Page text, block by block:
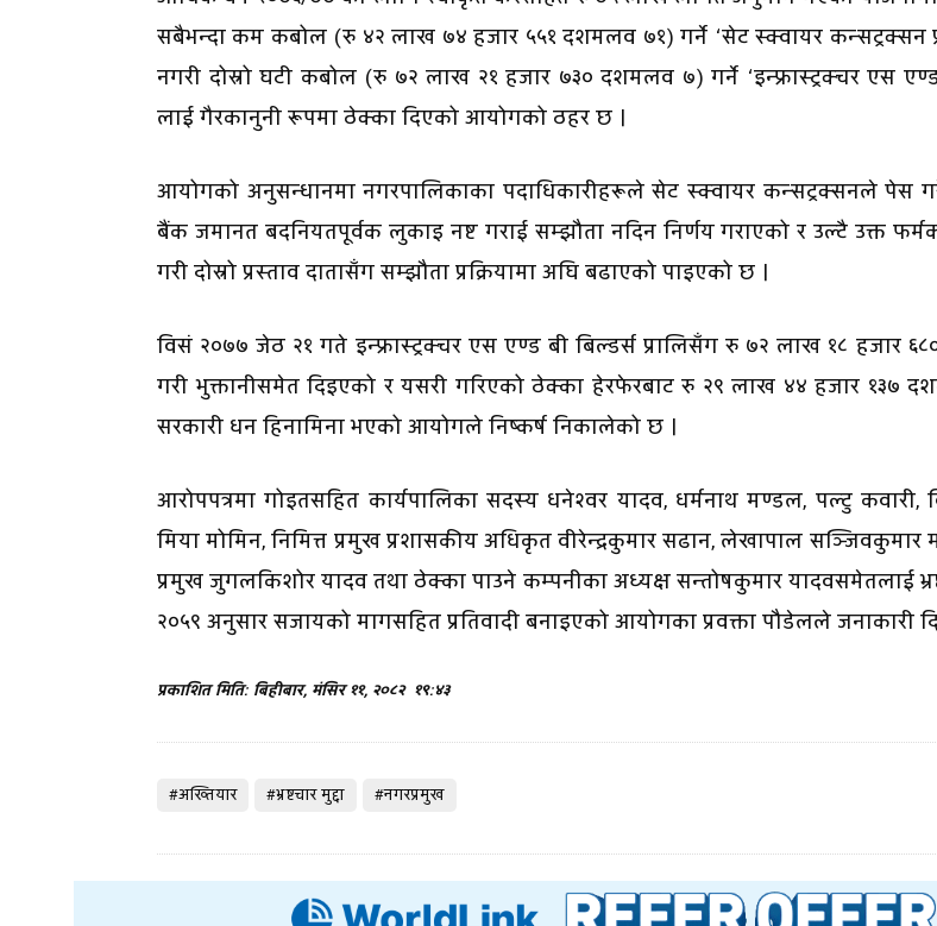
सबैभन्दा कम कबोल (रु ४२ लाख ७४ हजार ५५१ दशमलव ७१) गर्ने ‘सेट स्क्वायर कन्सट्रक्सन
नगरी दोस्रो घटी कबोल (रु ७२ लाख २१ हजार ७३० दशमलव ७) गर्ने ‘इन्फ्रास्ट्रक्चर एस एण्ड
लाई गैरकानुनी रूपमा ठेक्का दिएको आयोगको ठहर छ ।
आयोगको अनुसन्धानमा नगरपालिकाका पदाधिकारीहरूले सेट स्क्वायर कन्सट्रक्सनले पेस
बैंक जमानत बदनियतपूर्वक लुकाइ नष्ट गराई सम्झौता नदिन निर्णय गराएको र उल्टै उक्त
गरी दोस्रो प्रस्ताव दातासँग सम्झौता प्रक्रियामा अघि बढाएको पाइएको छ ।
विसं २०७७ जेठ २१ गते इन्फ्रास्ट्रक्चर एस एण्ड बी बिल्डर्स प्रालिसँग रु ७२ लाख १८ हजार
गरी भुक्तानीसमेत दिइएको र यसरी गरिएको ठेक्का हेरफेरबाट रु २९ लाख ४४ हजार १३७
सरकारी धन हिनामिना भएको आयोगले निष्कर्ष निकालेको छ ।
आरोपपत्रमा गोइतसहित कार्यपालिका सदस्य धनेश्वर यादव, धर्मनाथ मण्डल, पल्टु कवारी,
मिया मोमिन, निमित्त प्रमुख प्रशासकीय अधिकृत वीरेन्द्रकुमार सढान, लेखापाल सञ्जिवकुमार
प्रमुख जुगलकिशोर यादव तथा ठेक्का पाउने कम्पनीका अध्यक्ष सन्तोषकुमार यादवसमेतलाई
२०५९ अनुसार सजायको मागसहित प्रतिवादी बनाइएको आयोगका प्रवक्ता पौडेलले जनाकारी
प्रकाशित मिति: बिहीबार, मंसिर ११, २०८२ १९:४३
#अख्तियार #भ्रष्टचार मुद्दा #नगरप्रमुख